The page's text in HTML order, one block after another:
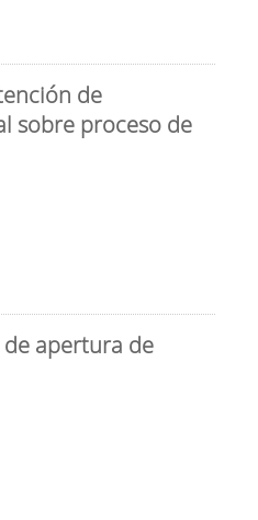
de
sobre proceso de
apertura de